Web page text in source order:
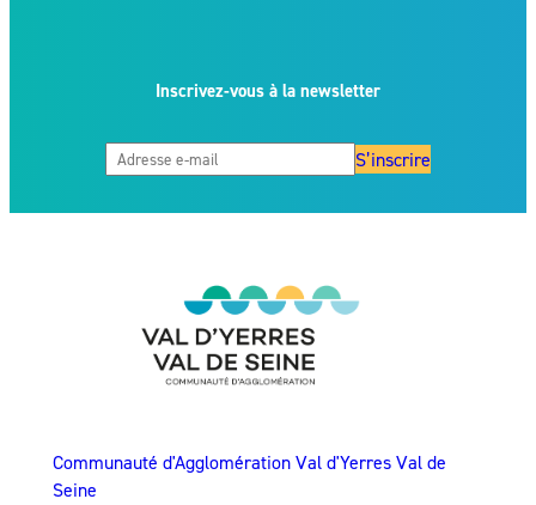
Inscrivez-vous à la newsletter
S’inscrire
Communauté d'Agglomération Val d'Yerres Val de
Seine